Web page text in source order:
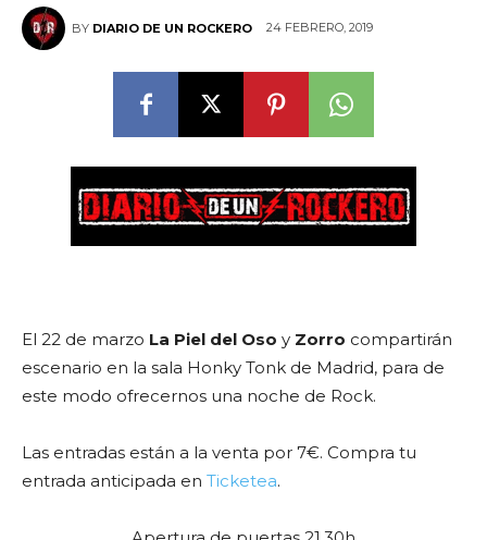
BY DIARIO DE UN ROCKERO 24 FEBRERO, 2019
El 22 de marzo La Piel del Oso y Zorro compartirán
escenario en la sala Honky Tonk de Madrid, para de
este modo ofrecernos una noche de Rock.
Las entradas están a la venta por 7€. Compra tu
entrada anticipada en Ticketea.